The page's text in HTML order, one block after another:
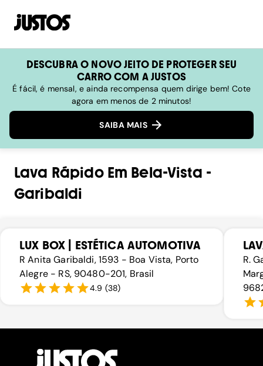
DESCUBRA O NOVO JEITO DE PROTEGER SEU
CARRO COM A JUSTOS
É fácil, é mensal, e ainda recompensa quem dirige bem! Cote
agora em menos de 2 minutos!
SAIBA MAIS
Lava RápidoEm Bela-Vista -
Garibaldi
LUX BOX | ESTÉTICA AUTOMOTIVA
R Anita Garibaldi, 1593 - Boa Vista, Porto
Alegre - RS, 90480-201, Brasil
4.9 (38)
R.